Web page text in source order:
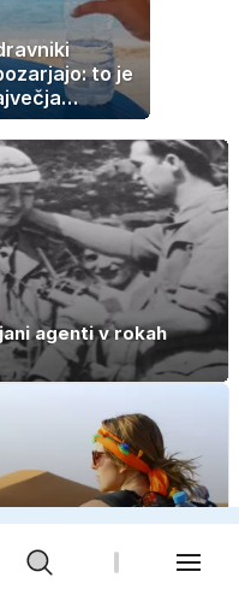
to je
ki jo
delajo med
agenti v rokah
in zgodbe, ki